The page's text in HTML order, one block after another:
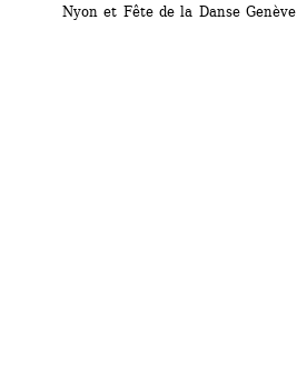
Nyon et Fête de la Danse Genève.